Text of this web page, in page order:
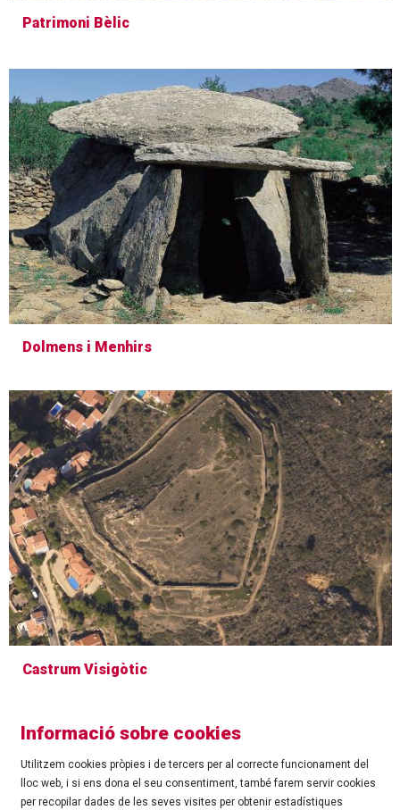
Patrimoni Bèlic
Dolmens i Menhirs
Castrum Visigòtic
Informació sobre cookies
Utilitzem cookies pròpies i de tercers per al correcte funcionament del
lloc web, i si ens dona el seu consentiment, també farem servir cookies
per recopilar dades de les seves visites per obtenir estadístiques